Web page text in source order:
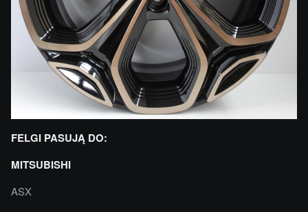
FELGI PASUJĄ DO:
MITSUBISHI
ASX